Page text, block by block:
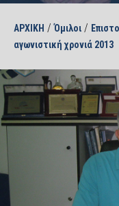
ΑΡΧΙΚΗ /Όμιλοι /
αγωνιστική χρονιά 2013